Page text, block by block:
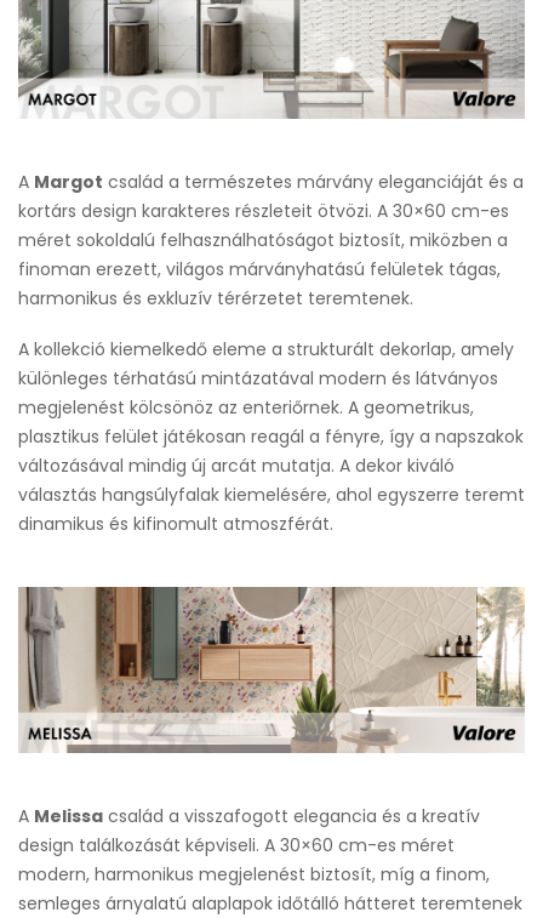
A Margot család a természetes márvány eleganciáját és a
kortárs design karakteres részleteit ötvözi. A 30×60 cm-es
méret sokoldalú felhasználhatóságot biztosít, miközben a
finoman erezett, világos márványhatású felületek tágas,
harmonikus és exkluzív térérzetet teremtenek.
A kollekció kiemelkedő eleme a strukturált dekorlap, amely
különleges térhatású mintázatával modern és látványos
megjelenést kölcsönöz az enteriőrnek. A geometrikus,
plasztikus felület játékosan reagál a fényre, így a napszakok
változásával mindig új arcát mutatja. A dekor kiváló
választás hangsúlyfalak kiemelésére, ahol egyszerre teremt
dinamikus és kifinomult atmoszférát.
A Melissa család a visszafogott elegancia és a kreatív
design találkozását képviseli. A 30×60 cm-es méret
modern, harmonikus megjelenést biztosít, míg a finom,
semleges árnyalatú alaplapok időtálló hátteret teremtenek